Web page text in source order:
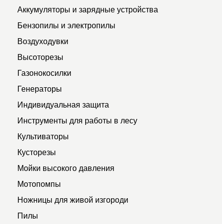
Аккумуляторы и зарядные устройства
Бензопилы и электропилы
Воздуходувки
Высоторезы
Газонокосилки
Генераторы
Индивидуальная защита
Инструменты для работы в лесу
Культиваторы
Кусторезы
Мойки высокого давления
Мотопомпы
Ножницы для живой изгороди
Пилы